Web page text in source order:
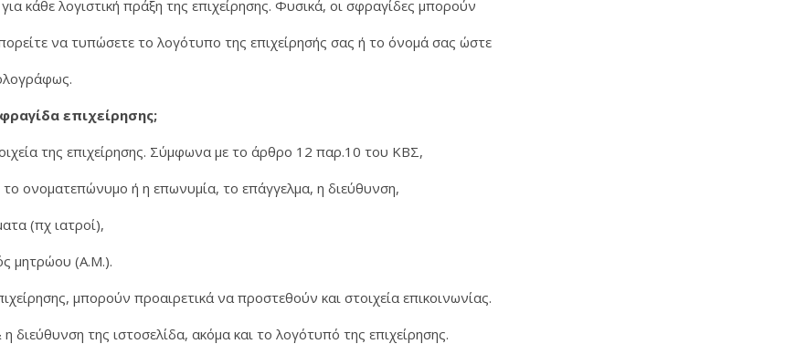
κάθε λογιστική πράξη της επιχείρησης. Φυσικά, οι σφραγίδες μπορούν
να τυπώσετε το λογότυπο της επιχείρησής σας ή το όνομά σας ώστε
επιχείρησης;
της επιχείρησης. Σύμφωνα με το άρθρο 12 παρ.10 του ΚΒΣ,
το ονοματεπώνυμο ή η επωνυμία, το επάγγελμα, η διεύθυνση,
(πχ ιατροί),
μητρώου (Α.Μ.).
μπορούν προαιρετικά να προστεθούν και στοιχεία επικοινωνίας.
της ιστοσελίδα, ακόμα και το λογότυπό της επιχείρησης.